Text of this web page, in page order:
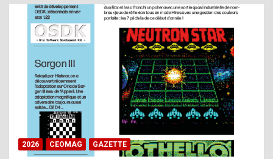
o
m
m
a
y
b
e
b
y
2026 CEOMAG GAZETTE